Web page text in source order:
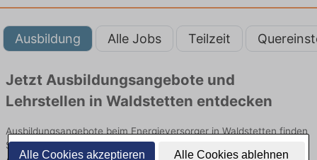
Alle Cookies akzeptieren Alle Cookies ablehnen
Ausbildung Alle Jobs Teilzeit
Jetzt Ausbildungsangebote und
Lehrstellen in Waldstetten entdecken
Ausbildungsangebote beim Energieversorger in Waldstetten finden
Sie von namhaften Firmen. Entdecken Sie freie Optionen von Top-